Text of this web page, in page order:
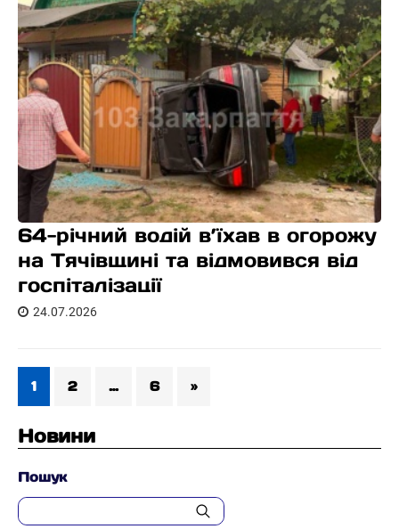
64-річний водій в’їхав в огорожу
на Тячівщині та відмовився від
госпіталізації
24.07.2026
1 2 … 6 »
Новини
Пошук